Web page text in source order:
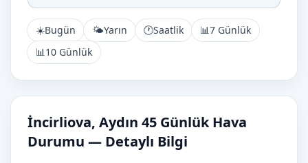
☀️Bugün 🌤️Yarın 🕐Saatlik 📊7 Günlük
📊10 Günlük
İncirliova, Aydın 45 Günlük Hava
Durumu — Detaylı Bilgi